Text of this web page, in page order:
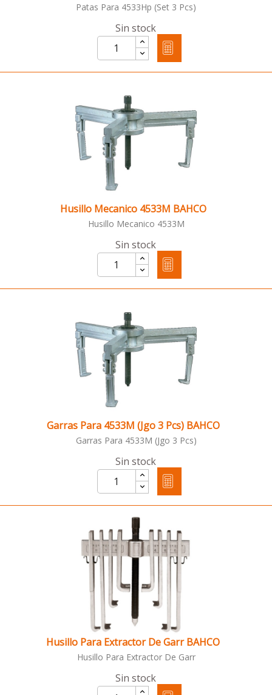
Patas Para 4533Hp (Set 3 Pcs)
Sin stock
Husillo Mecanico 4533M BAHCO
Husillo Mecanico 4533M
Sin stock
Garras Para 4533M (Jgo 3 Pcs) BAHCO
Garras Para 4533M (Jgo 3 Pcs)
Sin stock
Husillo Para Extractor De Garr BAHCO
Husillo Para Extractor De Garr
Sin stock